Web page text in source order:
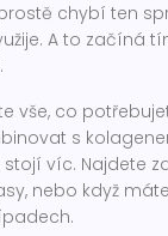
chybí ten
A to začíná
vše, co
s
víc. Najdete
nebo když